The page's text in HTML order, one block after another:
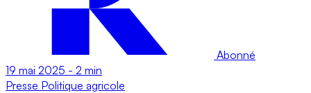
Abonné
19 mai 2025 - 2 min
Presse Politique agricole